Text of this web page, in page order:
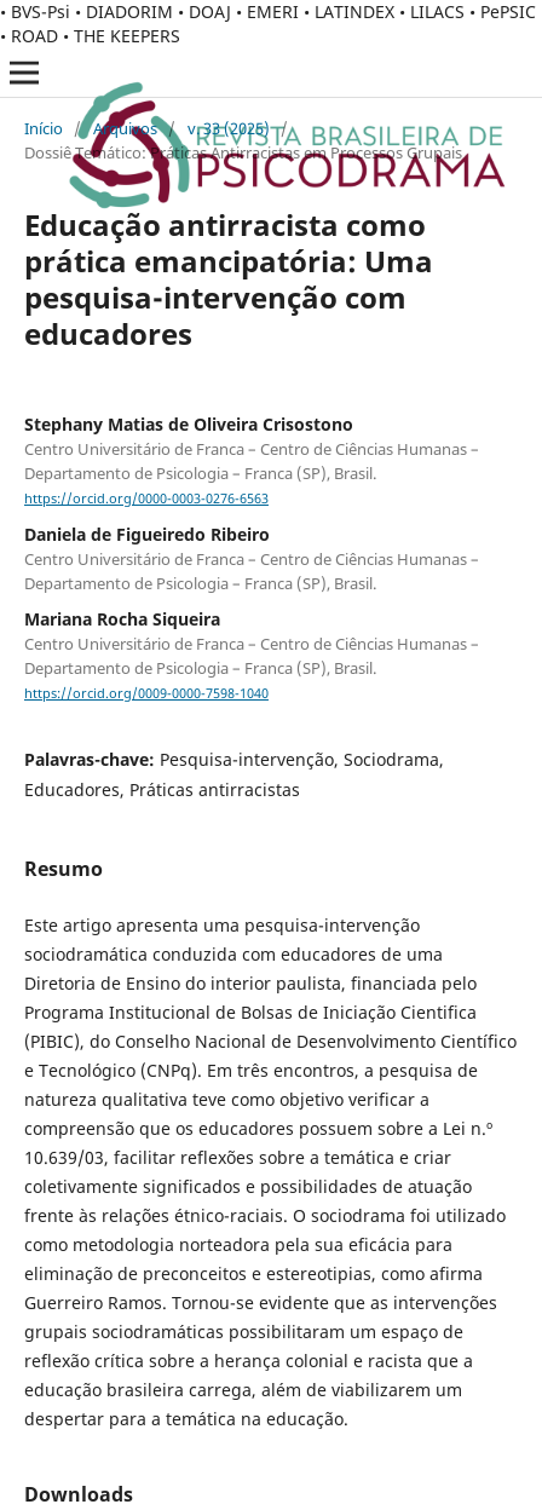
• BVS-Psi • DIADORIM • DOAJ • EMERI • LATINDEX • LILACS • PePSIC
• ROAD • THE KEEPERS
Início / Arquivos / v. 33 (2025) /
Dossiê Temático: Práticas Antirracistas em Processos Grupais
Educação antirracista como
prática emancipatória: Uma
pesquisa-intervenção com
educadores
Stephany Matias de Oliveira Crisostono
Centro Universitário de Franca – Centro de Ciências Humanas –
Departamento de Psicologia – Franca (SP), Brasil.
https://orcid.org/0000-0003-0276-6563
Daniela de Figueiredo Ribeiro
Centro Universitário de Franca – Centro de Ciências Humanas –
Departamento de Psicologia – Franca (SP), Brasil.
Mariana Rocha Siqueira
Centro Universitário de Franca – Centro de Ciências Humanas –
Departamento de Psicologia – Franca (SP), Brasil.
https://orcid.org/0009-0000-7598-1040
Palavras-chave: Pesquisa-intervenção, Sociodrama,
Educadores, Práticas antirracistas
Resumo
Este artigo apresenta uma pesquisa-intervenção
sociodramática conduzida com educadores de uma
Diretoria de Ensino do interior paulista, financiada pelo
Programa Institucional de Bolsas de Iniciação Cientifica
(PIBIC), do Conselho Nacional de Desenvolvimento Científico
e Tecnológico (CNPq). Em três encontros, a pesquisa de
natureza qualitativa teve como objetivo verificar a
compreensão que os educadores possuem sobre a Lei n.º
10.639/03, facilitar reflexões sobre a temática e criar
coletivamente significados e possibilidades de atuação
frente às relações étnico-raciais. O sociodrama foi utilizado
como metodologia norteadora pela sua eficácia para
eliminação de preconceitos e estereotipias, como afirma
Guerreiro Ramos. Tornou-se evidente que as intervenções
grupais sociodramáticas possibilitaram um espaço de
reflexão crítica sobre a herança colonial e racista que a
educação brasileira carrega, além de viabilizarem um
despertar para a temática na educação.
Downloads